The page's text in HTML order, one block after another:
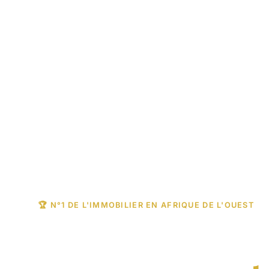
🏆 N°1 DE L'IMMOBILIER EN AFRIQUE DE L'OUEST